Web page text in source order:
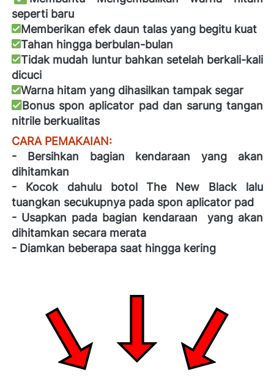
seperti baru
Memberikan efek daun talas yang begitu kuat
Tahan hingga berbulan-bulan
Tidak mudah luntur bahkan setelah berkali-kali
dicuci
Warna hitam yang dihasilkan tampak segar
Bonus spon aplicator pad dan sarung tangan
nitrile berkualitas
CARA PEMAKAIAN:
- Bersihkan bagian kendaraan yang akan
dihitamkan
- Kocok dahulu botol The New Black lalu
tuangkan secukupnya pada spon aplicator pad
- Usapkan pada bagian kendaraan  yang akan
dihitamkan secara merata
- Diamkan beberapa saat hingga kering